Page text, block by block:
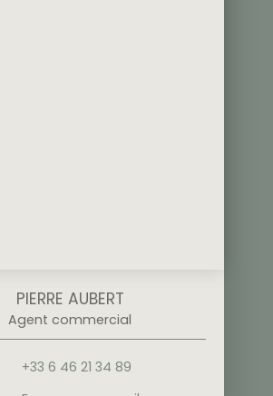
PIERRE AUBERT
Agent commercial
+33 6 46 21 34 89